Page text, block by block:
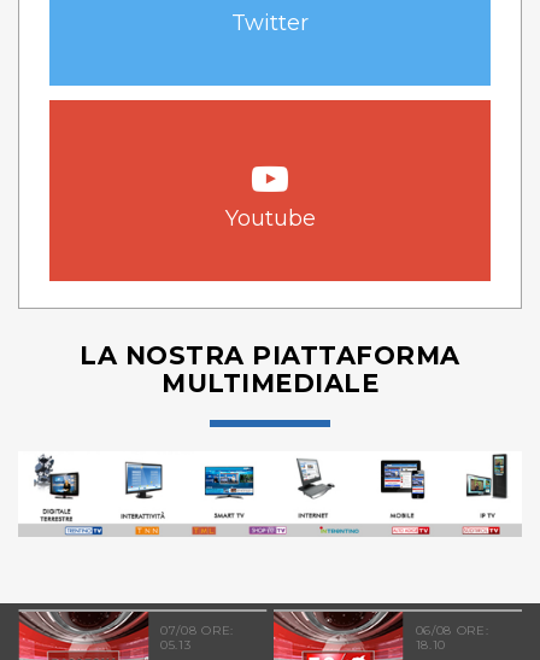
Twitter
Youtube
LA NOSTRA PIATTAFORMA
MULTIMEDIALE
06/08 ORE:
06/08 ORE: